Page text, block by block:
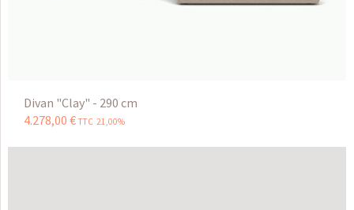
Divan "Clay" - 290 cm
4.278,00 € TTC 21,00%